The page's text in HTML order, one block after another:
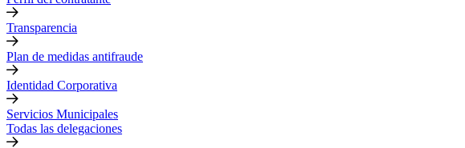
Transparencia
Plan de medidas antifraude
Identidad Corporativa
Servicios Municipales
Todas las delegaciones